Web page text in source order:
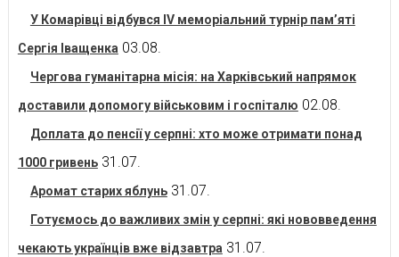
У Комарівці відбувся IV меморіальний турнір пам’яті
Сергія Іващенка 03.08.
Чергова гуманітарна місія: на Харківський напрямок
доставили допомогу військовим і госпіталю 02.08.
Доплата до пенсії у серпні: хто може отримати понад
1000 гривень 31.07.
Аромат старих яблунь 31.07.
Готуємось до важливих змін у серпні: які нововведення
чекають українців вже відзавтра 31.07.